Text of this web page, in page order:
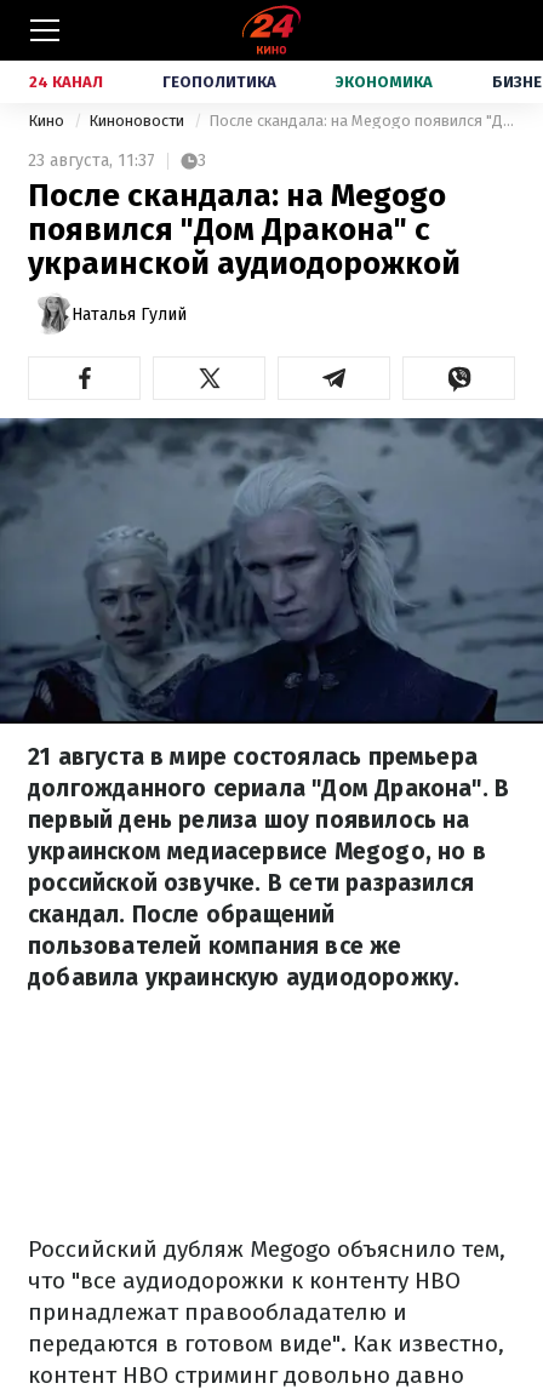
24 КАНАЛ ГЕОПОЛИТИКА ЭКОНОМИКА
Кино Киноновости После скандала: на Megogo появился "Дом Дракона" с украинской аудиодорожкой
23 августа, 11:37 3
После скандала: на Megogo
появился "Дом Дракона" с
украинской аудиодорожкой
Наталья Гулий
21 августа в мире состоялась премьера
долгожданного сериала "Дом Дракона". В
первый день релиза шоу появилось на
украинском медиасервисе Megogo, но в
российской озвучке. В сети разразился
скандал. После обращений
пользователей компания все же
добавила украинскую аудиодорожку.
Российский дубляж Megogo объяснило тем,
что "все аудиодорожки к контенту HBO
принадлежат правообладателю и
передаются в готовом виде". Как известно,
контент HBO стриминг довольно давно